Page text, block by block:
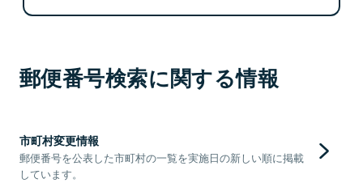
郵便番号検索に関する情報
市町村変更情報
郵便番号を公表した市町村の一覧を実施日の新しい順に掲載
しています。